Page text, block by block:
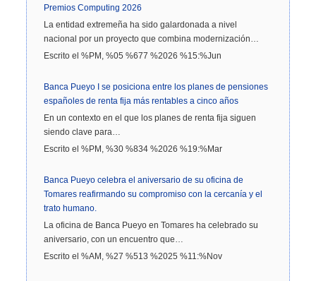
Premios Computing 2026
La entidad extremeña ha sido galardonada a nivel
nacional por un proyecto que combina modernización…
Escrito el %PM, %05 %677 %2026 %15:%Jun
Banca Pueyo I se posiciona entre los planes de pensiones
españoles de renta fija más rentables a cinco años
En un contexto en el que los planes de renta fija siguen
siendo clave para…
Escrito el %PM, %30 %834 %2026 %19:%Mar
Banca Pueyo celebra el aniversario de su oficina de
Tomares reafirmando su compromiso con la cercanía y el
trato humano.
La oficina de Banca Pueyo en Tomares ha celebrado su
aniversario, con un encuentro que…
Escrito el %AM, %27 %513 %2025 %11:%Nov